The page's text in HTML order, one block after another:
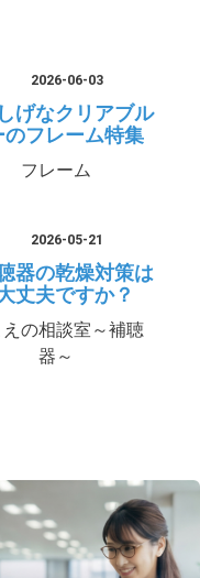
2026-06-03
げなクリアブル
のフレーム特集
フレーム
2026-05-21
器の乾燥対策は
丈夫ですか？
えの相談室～補聴
器～